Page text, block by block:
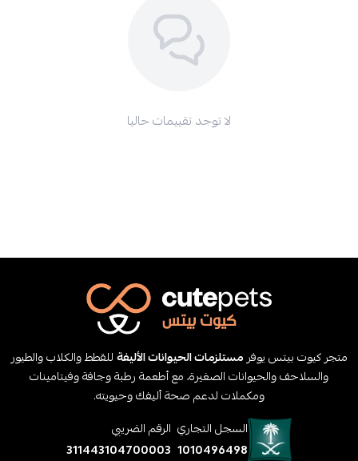
لا توجد تقييمات حاليا
متجر كيوت بيتس يوفر مستلزمات الحيوانات الأليفةللقطط والكلاب والطيور
والسلاحف والحيوانات الصغيرة، مع أطعمة رطبة وجافة وفيتامينات
ومكملات لدعم صحة أليفك وحيويته.
السجل التجاري
1010496498
الرقم الضريبي
311443104700003